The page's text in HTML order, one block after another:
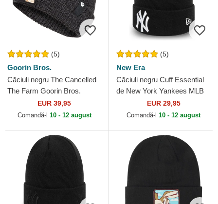
(5)
Goorin Bros.
Căciuli negru The Cancelled
The Farm Goorin Bros.
EUR 39,95
Comandă-l 10 - 12 august
(5)
New Era
Căciuli negru Cuff Essential
de New York Yankees MLB
de New EraEUR 29,95
Comandă-l 10 - 12 august